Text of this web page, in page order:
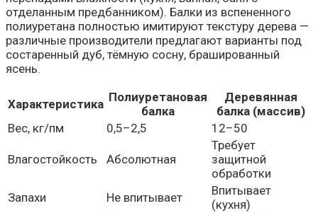
отделанным предбанником). Балки из вспененного
полиуретана полностью имитируют текстуру дерева —
различные производители предлагают варианты под
состаренный дуб, тёмную сосну, брашированный
ясень.
Характеристика Полиуретановая
балка
Деревянная
балка (массив)
Вес, кг/пм
0,5–2,5 12–50
Влагостойкость Абсолютная
Требует
защитной
обработки
Запахи
Не впитывает
Впитывает
(кухня)